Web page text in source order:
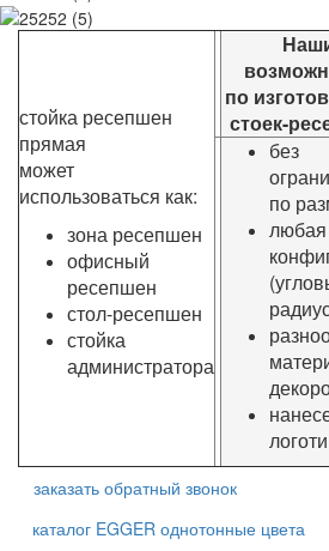
стойка ресепшен
прямая
может
использоваться как:
зона ресепшен
офисный
ресепшен
стол-ресепшен
стойка
администратора
по
стоек-
без
по
любая
заказать обратный звонок
каталог EGGER однотонные цвета